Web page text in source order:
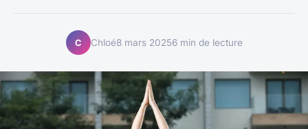
C Chloé8 mars 20256 min de lecture